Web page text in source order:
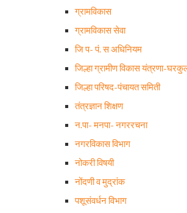
ग्रामविकास
ग्रामविकास सेवा
जि प- पं. स अधिनियम
जिल्हा ग्रामीण विकास यंत्रणा-
जिल्हा परिषद-पंचायत समिती
तंत्रज्ञान शिक्षण
न.पा- मनपा- नगररचना
नगरविकास विभाग
नोकरी विषयी
नोंदणी व मुद्रांक
पशूसंवर्धन विभाग